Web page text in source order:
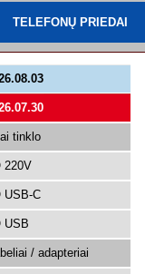
TELEFONŲ PRIEDAI
tinklo
220V
USB-C
USB
/ adapteriai